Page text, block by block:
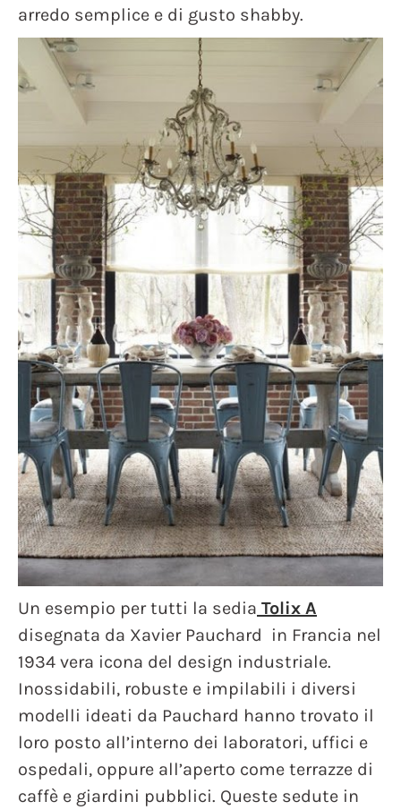
arredo semplice e di gusto shabby.
Un esempio per tutti la sedia Tolix A
disegnata da Xavier Pauchard in Francia nel
1934 vera icona del design industriale.
Inossidabili, robuste e impilabili i diversi
modelli ideati da Pauchard hanno trovato il
loro posto all’interno dei laboratori, uffici e
ospedali, oppure all’aperto come terrazze di
caffè e giardini pubblici. Queste sedute in